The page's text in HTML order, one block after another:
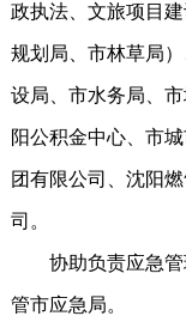
政执法、文旅项目
规划局、市林草局
设局、市水务局、
阳公积金中心、市
团有限公司、沈阳
司。
协助负责应急管
管市应急局。